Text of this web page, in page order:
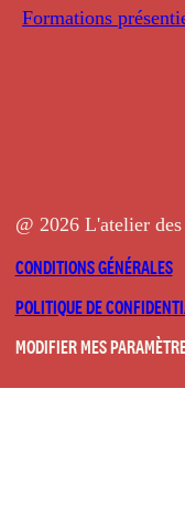
Formations
@ 2026 L'atelier
CONDITIONS GÉNÉRALES
POLITIQUE DE
MODIFIER MES